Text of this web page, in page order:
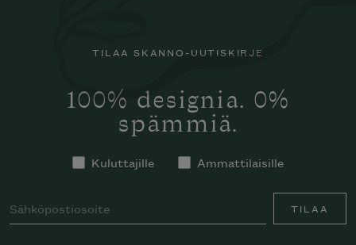
TILAA SKANNO-UUTISKIRJE
100% designia. 0%
spämmiä.
Kuluttajille Ammattilaisille
TILAA